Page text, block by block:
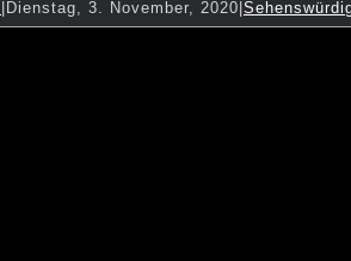
Dienstag, 3. November, 2020